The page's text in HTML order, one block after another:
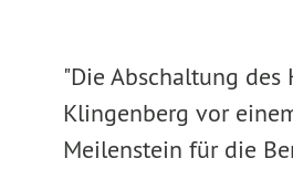
"Die Abschaltung des
Klingenberg vor
Meilenstein für die